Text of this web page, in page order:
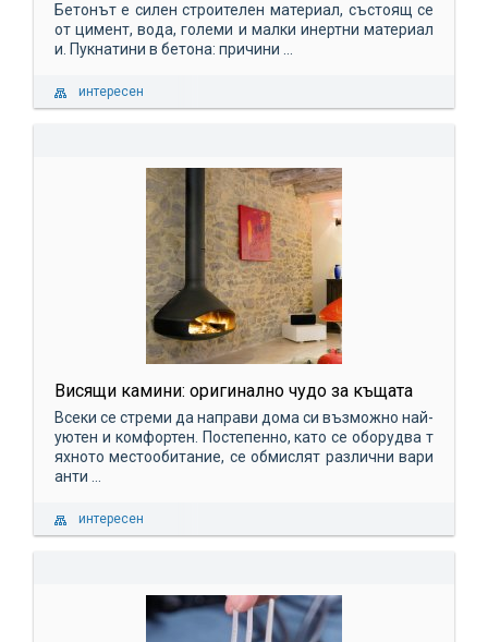
Бетонът е силен строителен материал, състоящ се
от цимент, вода, големи и малки инертни материал
и. Пукнатини в бетона: причини ...
интересен
Висящи камини: оригинално чудо за къщата
Всеки се стреми да направи дома си възможно най-
уютен и комфортен. Постепенно, като се оборудва т
яхното местообитание, се обмислят различни вари
анти ...
интересен